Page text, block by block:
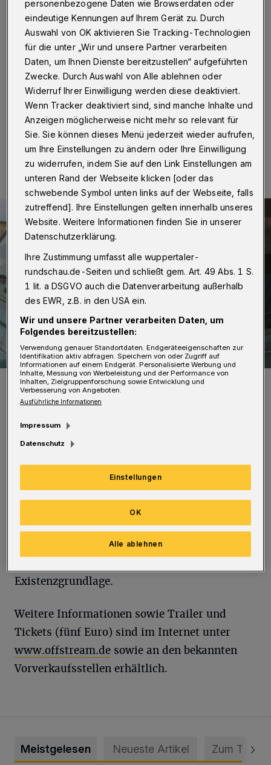
Wuppertal·In Mark Tykwers Filmreihe „Offstream“
läuft am Dienstag (18. Oktober 2022) ab 19:30 Uhr
„Alcarràs – Die letzte Ernte“ – der Gewinner des
Goldenen Bären der diesjährigen „Berlinale“. Ort der
Veranstaltung ist die Alte Feuerwache (Gathe 6) in
Wuppertal-Elberfeld.
13.10.2022 , 10:00 Uhr Eine Minute Lesezeit
Szenenfoto.
Foto: Piffl Medien
In dem berührenden Drama erzählt die
spanische Filmemacherin Carla Simòn von
einer katalanischen Großfamilie, die aufgrund
ungeklärter Besitzverhältnisse im Zuge der
europäischen Energiewende das Grundstück
Existenzgrundlage.
Weitere Informationen sowie Trailer und
Tickets (fünf Euro) sind im Internet unter
www.offstream.de sowie an den bekannten
Vorverkaufsstellen erhältlich.
Meistgelesen Neueste Artikel Zum Thema
personenbezogene Daten wie Browserdaten oder
eindeutige Kennungen auf Ihrem Gerät zu. Durch
Auswahl von OK aktivieren Sie Tracking-Technologien
für die unter „Wir und unsere Partner verarbeiten
Daten, um Ihnen Dienste bereitzustellen“ aufgeführten
Zwecke. Durch Auswahl von Alle ablehnen oder
Widerruf Ihrer Einwilligung werden diese deaktiviert.
Wenn Tracker deaktiviert sind, sind manche Inhalte und
Anzeigen möglicherweise nicht mehr so relevant für
Sie. Sie können dieses Menü jederzeit wieder aufrufen,
um Ihre Einstellungen zu ändern oder Ihre Einwilligung
zu widerrufen, indem Sie auf den Link Einstellungen am
unteren Rand der Webseite klicken [oder das
schwebende Symbol unten links auf der Webseite, falls
zutreffend]. Ihre Einstellungen gelten innerhalb unseres
Website. Weitere Informationen finden Sie in unserer
Datenschutzerklärung.
Ihre Zustimmung umfasst alle wuppertaler-
rundschau.de-Seiten und schließt gem. Art. 49 Abs. 1 S.
1 lit. a DSGVO auch die Datenverarbeitung außerhalb
des EWR, z.B. in den USA ein.
Wir und unsere Partner verarbeiten Daten, um
Folgendes bereitzustellen:
Verwendung genauer Standortdaten. Endgeräteeigenschaften zur
Identifikation aktiv abfragen. Speichern von oder Zugriff auf
Informationen auf einem Endgerät. Personalisierte Werbung und
Inhalte, Messung von Werbeleistung und der Performance von
Inhalten, Zielgruppenforschung sowie Entwicklung und
Verbesserung von Angeboten.
Ausführliche Informationen
Impressum
Datenschutz
Einstellungen
Alle ablehnen
OK